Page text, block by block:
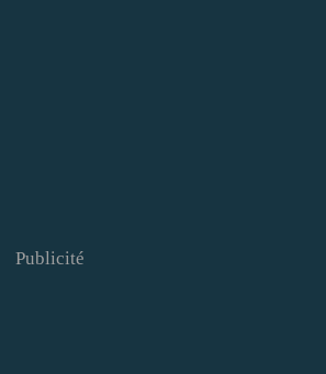
Publicité